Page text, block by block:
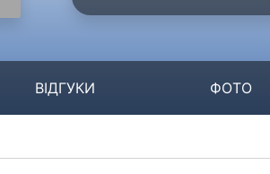
ВІДГУКИ ФОТО